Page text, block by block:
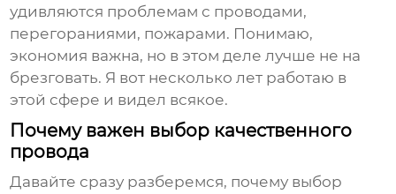
удивляются проблемам с проводами,
перегораниями, пожарами. Понимаю,
экономия важна, но в этом деле лучше не на
брезговать. Я вот несколько лет работаю в
этой сфере и видел всякое.
Почему важен выбор качественного
провода
Давайте сразу разберемся, почему выбор